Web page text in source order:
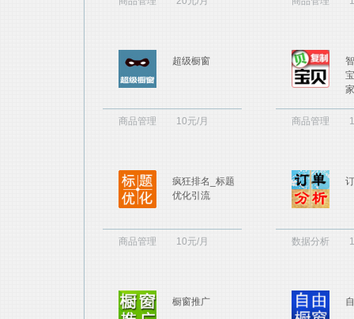
超级橱窗
商品管理 10元/月
家
商品管理
疯狂排名_标题
优化引流
商品管理 10元/月 数据分析
橱窗推广